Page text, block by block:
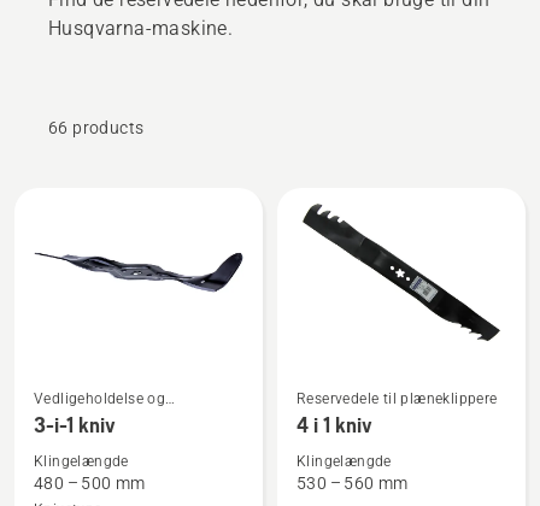
Husqvarna-maskine.
66 products
Se
flere
om
Vedligeholdelse og
reservedele
3-i-1 kniv
Klingelængde
480 – 500 mm
Se
flere
om
Reservedele til plæneklippere
4 i 1 kniv
Klingelængde
530 – 560 mm